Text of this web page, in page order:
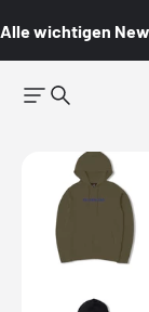
Alle wichtigen